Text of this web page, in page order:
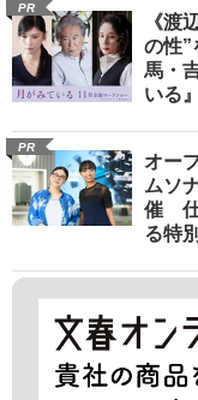
PR
《渡
の性”
馬・
いる』
PR
オー
ムソ
催 仕
る特